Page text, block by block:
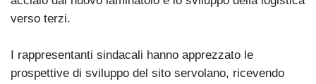
verso terzi.
I rappresentanti sindacali hanno apprezzato le
prospettive di sviluppo del sito servolano, ricevendo